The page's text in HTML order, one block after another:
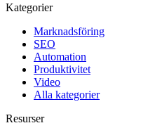
Kategorier
Marknadsföring
SEO
Automation
Produktivitet
Video
Alla kategorier
Resurser